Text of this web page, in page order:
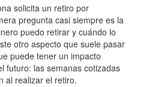
solicita un retiro por
pregunta casi siempre es la
puedo retirar y cuándo lo
otro aspecto que suele pasar
puede tener un impacto
futuro: las semanas cotizadas
al realizar el retiro.